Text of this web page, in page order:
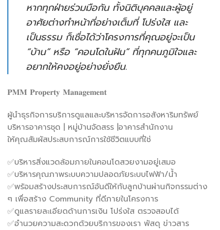
หากทุกฝ่ายร่วมมือกัน ทั้งนิติบุคคลและผู้อยู่
อาศัยต่างทำหน้าที่อย่างเต็มที่ โปร่งใส และ
เป็นธรรม ก็เชื่อได้ว่าโครงการที่คุณอยู่จะเป็น
“บ้าน” หรือ “คอนโดในฝัน” ที่ทุกคนภูมิใจและ
อยากให้คงอยู่อย่างยั่งยืน.
𝐏𝐌𝐌 𝐏𝐫𝐨𝐩𝐞𝐫𝐭𝐲 𝐌𝐚𝐧𝐚𝐠𝐞𝐦𝐞𝐧𝐭
ผู้นำธุรกิจการบริการดูแลและบริหารจัดการอสังหาริมทรัพย์
บริหารอาคารชุด | หมู่บ้านจัดสรร |อาคารสำนักงาน
ให้คุณสัมผัสประสบการณ์การใช้ชีวิตแบบที่ใช่
✅บริหารสิ่งแวดล้อมภายในคอนโดสวยงามอยู่เสมอ
✅บริหารคุณภาพระบบความปลอดภัยระบบไฟฟ้า/น้ำ
✅พร้อมสร้างประสบการณ์อันดีให้กับลูกบ้านผ่านกิจกรรมต่าง
ๆ เพื่อสร้าง Community ที่ดีภายในโครงการ
✅ดูแลรายละเอียดด้านการเงิน โปร่งใส ตรวจสอบได้
✅อำนวยความสะดวกด้วยบริการของเรา พัสดุ ข่าวสาร